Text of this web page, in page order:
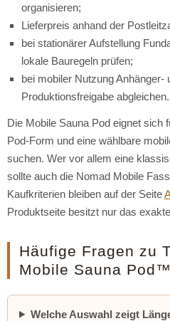
organisieren;
Lieferpreis anhand der
bei stationärer Aufstellung
lokale Bauregeln prüfen;
bei mobiler Nutzung Anhänger-
Produktionsfreigabe abgleichen.
Die Mobile Sauna Pod eignet sich
Pod-Form und eine wählbare
suchen. Wer vor allem eine
sollte auch die Nomad Mobile
Kaufkriterien bleiben auf der Seite
Produktseite besitzt nur das
Häufige Fragen zu
Mobile Sauna Pod™
Welche Auswahl zeigt